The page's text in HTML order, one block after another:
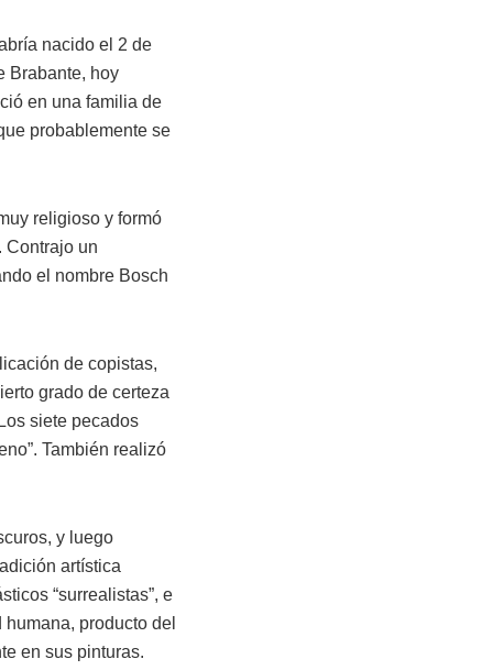
nacido el 2 de
Brabante, hoy
en una familia de
probablemente se
religioso y formó
Contrajo un
el nombre Bosch
de copistas,
grado de certeza
siete pecados
También realizó
y luego
artística
“surrealistas”, e
producto del
en sus pinturas.